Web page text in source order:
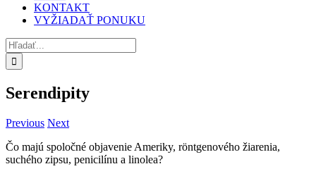
KONTAKT
VYŽIADAŤ PONUKU
Hľadať:
Serendipity
Previous Next
Čo majú spoločné objavenie Ameriky, röntgenového žiarenia,
suchého zipsu, penicilínu a linolea?